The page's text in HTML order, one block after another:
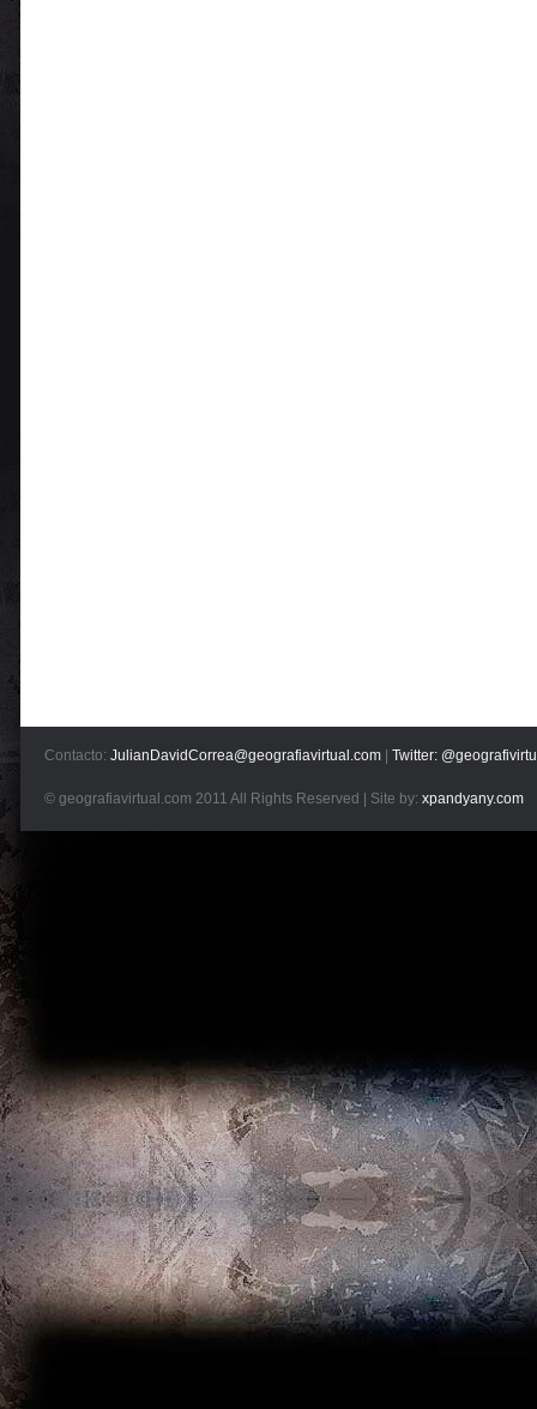
Contacto: JulianDavidCorrea@geografiavirtual.com Twitter:
© geografiavirtual.com 2011 All Rights Reserved | Site by: xpandyany.com